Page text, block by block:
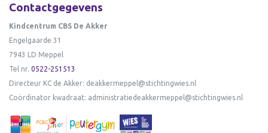
Contactgegevens
Kindcentrum CBS De Akker
Engelgaarde 31
7943 LD Meppel
Tel nr. 0522-251513
Directeur KC de Akker: deakkermeppel@stichtingwies.nl
Coördinator kwadraat: administratiedeakkermeppel@stichtingwies.nl